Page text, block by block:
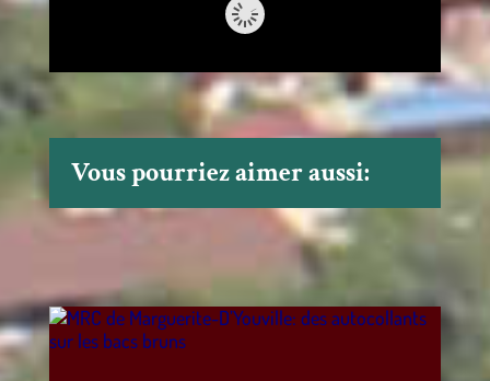
Vous pourriez aimer aussi: